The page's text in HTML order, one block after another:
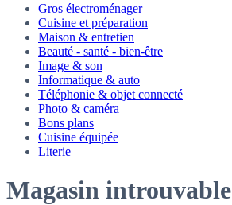
Gros électroménager
Cuisine et préparation
Maison & entretien
Beauté - santé - bien-être
Image & son
Informatique & auto
Téléphonie & objet connecté
Photo & caméra
Bons plans
Cuisine équipée
Literie
Magasin introuvable